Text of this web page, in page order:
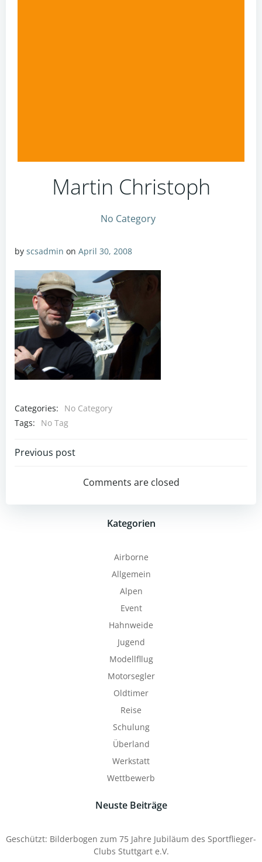
Martin Christoph
No Category
by scsadmin on April 30, 2008
Categories:
No Category
Tags:
No Tag
Post
navigation
Previous post
Comments are closed
Kategorien
Airborne
Allgemein
Alpen
Event
Hahnweide
Jugend
Modellfllug
Motorsegler
Oldtimer
Reise
Schulung
Überland
Werkstatt
Wettbewerb
Neuste Beiträge
Geschützt: Bilderbogen zum 75 Jahre Jubiläum des Sportflieger-
Clubs Stuttgart e.V.